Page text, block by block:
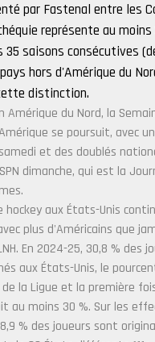
par Fastenal entre les
représente au
35 saisons consécutives
hors d'Amérique du
distinction.
n Amérique du Nord, la
se poursuit, avec
et des doublés
dimanche, qui est la
hockey aux États-Unis
plus d'Américains que
En 2024-25, 30,8 % des
aux États-Unis, le
la Ligue et la première
au moins 30 %. Sur les
% des joueurs sont